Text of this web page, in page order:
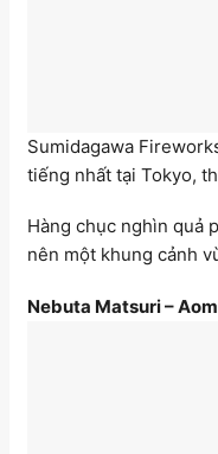
Sumidagawa
tiếng nhất tại Tokyo,
Hàng chục nghìn quả
nên một khung cảnh
Nebuta Matsuri –